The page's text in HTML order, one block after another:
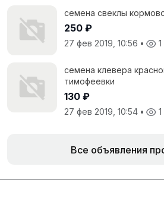
семена свеклы
250 ₽
27 фев 2019, 10:56 •
семена клевера
тимофеевки
130 ₽
27 фев 2019, 10:54 •
Все объявления